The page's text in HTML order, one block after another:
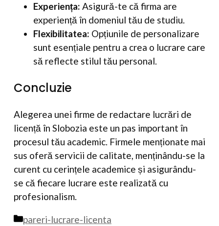
Experiența: Asigură-te că firma are
experiență în domeniul tău de studiu.
Flexibilitatea: Opțiunile de personalizare
sunt esențiale pentru a crea o lucrare care
să reflecte stilul tău personal.
Concluzie
Alegerea unei firme de redactare lucrări de
licență în Slobozia este un pas important în
procesul tău academic. Firmele menționate mai
sus oferă servicii de calitate, menținându-se la
curent cu cerințele academice și asigurându-
se că fiecare lucrare este realizată cu
profesionalism.
Categorii
pareri-lucrare-licenta